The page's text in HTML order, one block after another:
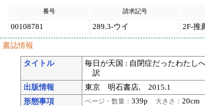
番号 請求記号
00108781 289.3-ウイ 2F-推
書誌情報
タイトル
毎日が天国 : 自閉症だったわたし
訳
出版情報
東京 明石書店, 2015.1
形態事項
ページ・数量：339p 大きさ： 20cm